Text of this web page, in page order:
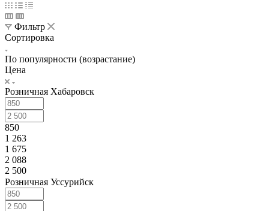
Фильтр
Сортировка
По популярности (возрастание)
Цена
Розничная Хабаровск
850
1 263
1 675
2 088
2 500
Розничная Уссурийск